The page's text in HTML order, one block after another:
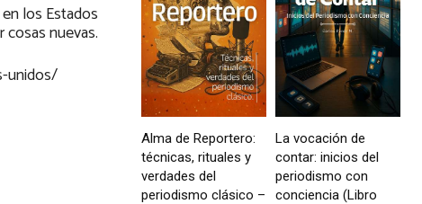
los Estados
nuevas.
unidos/
Alma de Reportero:
técnicas, rituales y
verdades del
periodismo clásico –
La vocación de
contar: inicios del
periodismo con
conciencia (Libro